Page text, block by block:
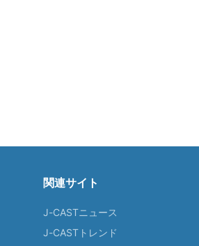
関連サイト
J-CASTニュース
J-CASTトレンド